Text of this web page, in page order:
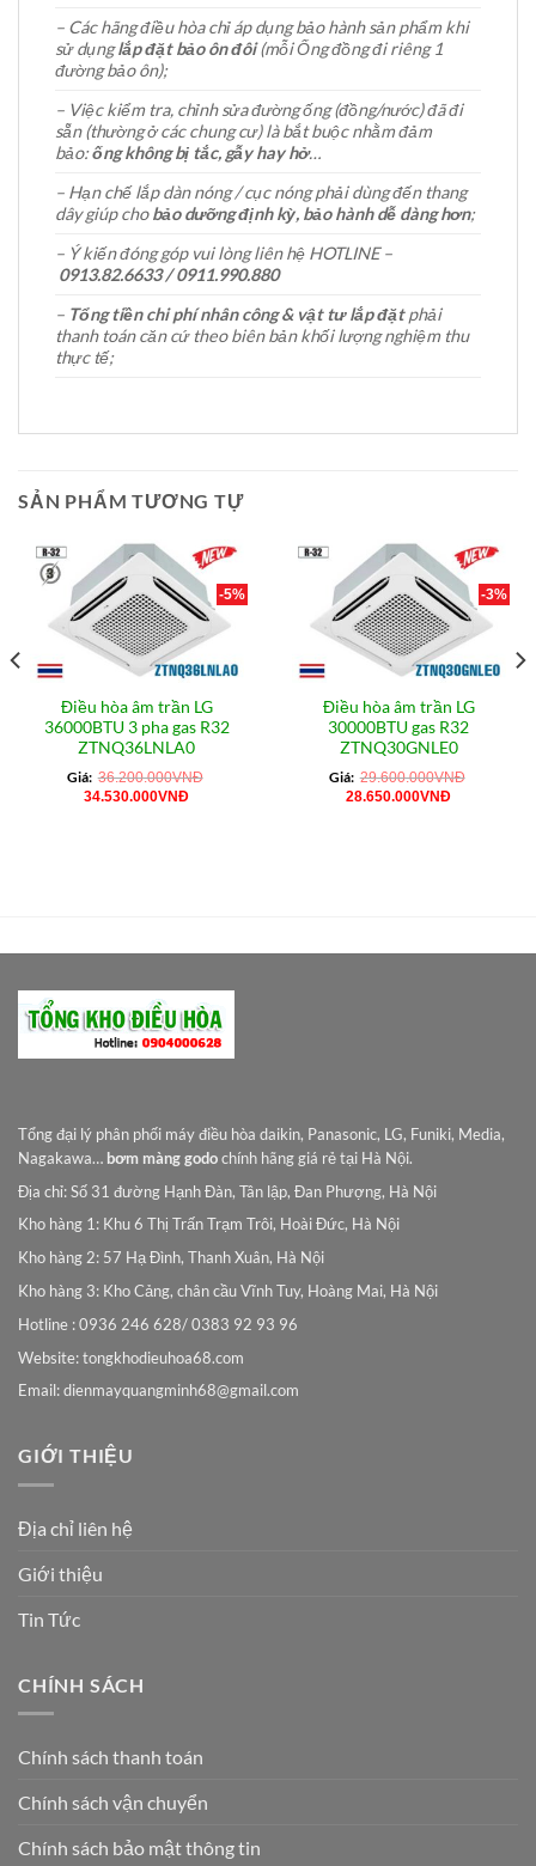
– Các hãng điều hòa chỉ áp dụng bảo hành sản phẩm khi
sử dụnglắp đặt bảo ôn đôi(mỗi Ống đồng đi riêng 1
đường bảo ôn);
– Việc kiểm tra, chỉnh sửa đường ống (đồng/nước) đã đi
sẵn (thường ở các chung cư) là bắt buộc nhằm đảm
bảo:ống không bị tắc, gẫy hay hở…
– Hạn chế lắp dàn nóng / cục nóng phải dùng đến thang
dây giúp chobảo dưỡng định kỳ, bảo hành dễ dàng hơn;
– Ý kiến đóng góp vui lòng liên hệ HOTLINE –
0913.82.6633 / 0911.990.880
– Tổng tiền chi phí nhân công & vật tư lắp đặtphải
thanh toán căn cứ theo biên bản khối lượng nghiệm thu
thực tế;
SẢN PHẨM TƯƠNG TỰ
-5%
Điều hòa âm trần LG
36000BTU 3 pha gas R32
ZTNQ36LNLA0
Giá: 36.200.000VNĐ
Giá
34.530.000VNĐGiá
-3%
Điều hòa âm trần LG
30000BTU gas R32
ZTNQ30GNLE0
Giá: 29.600.000VNĐ
Giá
28.650.000VNĐGiá
Tổng đại lý phân phối máy điều hòa daikin, Panasonic, LG, Funiki, Media,
Nagakawa… bơm màng godochính hãng giá rẻ tại Hà Nội.
Địa chỉ: Số 31 đường Hạnh Đàn, Tân lập, Đan Phượng, Hà Nội
Kho hàng 1: Khu 6 Thị Trấn Trạm Trôi, Hoài Đức, Hà Nội
Kho hàng 2: 57 Hạ Đình, Thanh Xuân, Hà Nội
Kho hàng 3: Kho Cảng, chân cầu Vĩnh Tuy, Hoàng Mai, Hà Nội
Hotline : 0936 246 628/ 0383 92 93 96
Website: tongkhodieuhoa68.com
Email:dienmayquangminh68@gmail.com
GIỚI THIỆU
Địa chỉ liên hệ
Giới thiệu
Tin Tức
CHÍNH SÁCH
Chính sách thanh toán
Chính sách vận chuyển
Chính sách bảo mật thông tin